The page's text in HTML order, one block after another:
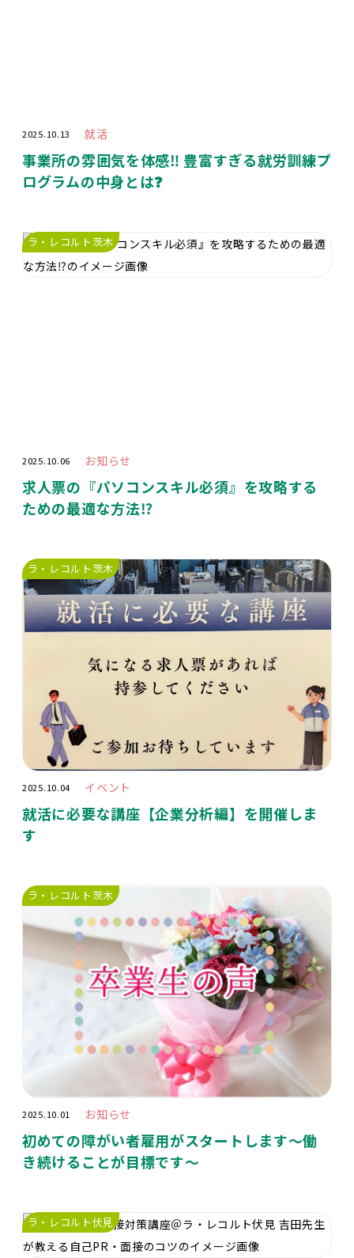
2025.10.13 就活
事業所の雰囲気を体感‼ 豊富すぎる就労訓練プ
ログラムの中身とは❓
ラ・レコルト茨木
2025.10.06 お知らせ
求人票の『パソコンスキル必須』を攻略する
ための最適な方法⁉️
ラ・レコルト茨木
2025.10.04 イベント
就活に必要な講座【企業分析編】を開催しま
す
ラ・レコルト茨木
2025.10.01 お知らせ
初めての障がい者雇用がスタートします～働
き続けることが目標です〜
ラ・レコルト伏見